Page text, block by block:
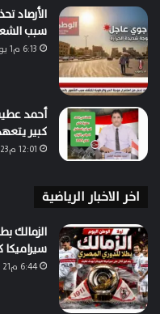
الأرصاد
سبب
6:13 م1 يوليو، 2026
أحمد
كبير
12:01 م23 مايو، 2025
اخر الاخبار الرياضية
الزمالك
6:44 م21 مايو، 2026